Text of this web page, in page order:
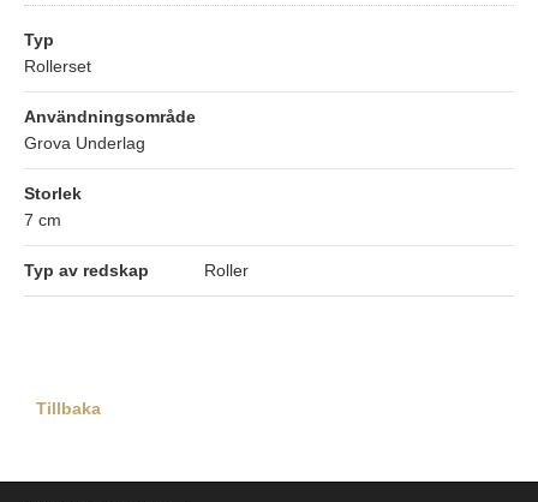
Typ
Rollerset
Användningsområde
Grova Underlag
Storlek
7 cm
Typ av redskap Roller
Tillbaka